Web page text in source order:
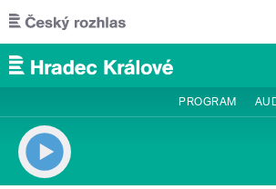
Přejít k hlavnímu obsahu
PROGRAM